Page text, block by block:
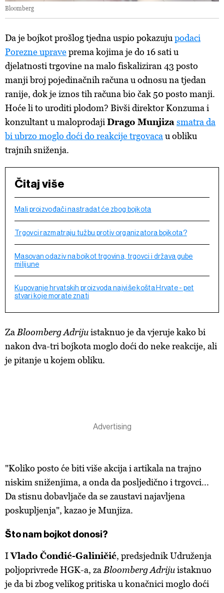
Bloomberg
Da je bojkot prošlog tjedna uspio pokazuju podaci
Porezne upraveprema kojima je do 16 sati u
djelatnosti trgovine na malo fiskaliziran 43 posto
manji broj pojedinačnih računa u odnosu na tjedan
ranije, dok je iznos tih računa bio čak 50 posto manji.
Hoće li to uroditi plodom? Bivši direktor Konzuma i
konzultant u maloprodaji Drago Munjiza smatra da
bi ubrzo moglo doći do reakcije trgovaca u obliku
trajnih sniženja.
Čitaj više
Mali proizvođači nastradat će zbog bojkota
Trgovci razmatraju tužbu protiv organizatora bojkota?
Masovan odaziv na bojkot trgovina, trgovci i država gube
milijune
Kupovanje hrvatskih proizvoda najviše košta Hrvate - pet
stvari koje morate znati
Za Bloomberg Adrijuistaknuo je da vjeruje kako bi
nakon dva-tri bojkota moglo doći do neke reakcije, ali
je pitanje u kojem obliku.
"Koliko posto će biti više akcija i artikala na trajno
niskim sniženjima, a onda da posljedično i trgovci...
Da stisnu dobavljače da se zaustavi najavljena
poskupljenja", kazao je Munjiza.
Što nam bojkot donosi?
IVlado Čondić-Galiničić, predsjednik Udruženja
poljoprivrede HGK-a, za Bloomberg Adrijuistaknuo
je da bi zbog velikog pritiska u konačnici moglo doći